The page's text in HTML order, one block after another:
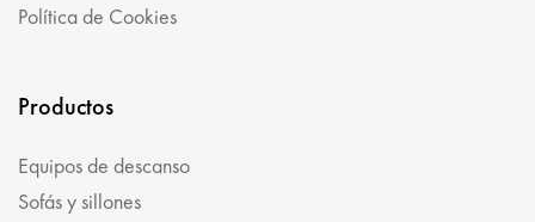
Política de Cookies
Productos
Equipos de descanso
Sofás y sillones